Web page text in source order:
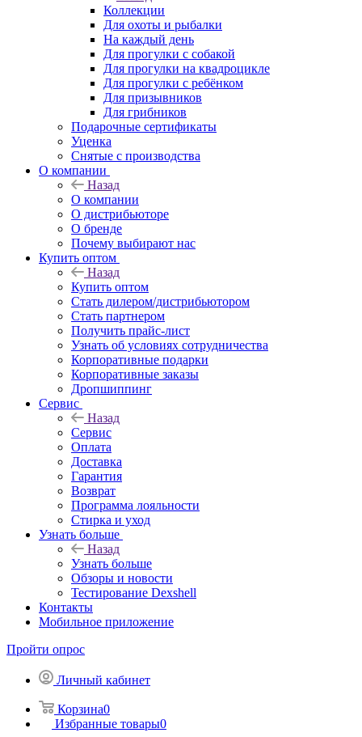
Коллекции
Для охоты и рыбалки
На каждый день
Для прогулки с собакой
Для прогулки на квадроцикле
Для прогулки с ребёнком
Для призывников
Для грибников
Подарочные сертификаты
Уценка
Снятые с производства
О компании
Назад
О компании
О дистрибьюторе
О бренде
Почему выбирают нас
Купить оптом
Назад
Купить оптом
Стать дилером/дистрибьютором
Стать партнером
Получить прайс-лист
Узнать об условиях сотрудничества
Корпоративные подарки
Корпоративные заказы
Дропшиппинг
Сервис
Назад
Сервис
Оплата
Доставка
Гарантия
Возврат
Программа лояльности
Стирка и уход
Узнать больше
Назад
Узнать больше
Обзоры и новости
Тестирование Dexshell
Контакты
Мобильное приложение
Пройти опрос
Личный кабинет
Корзина0
Избранные товары0